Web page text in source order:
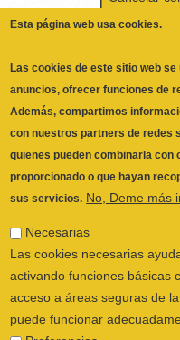
ILUSTRE
CALLE SAN
POSTAL
POLÍTICA
POLÍTICA DE
Las cookies de este sitio web se
Además, compartimos
con nuestros partners de redes
quienes pueden combinarla
proporcionado o que hayan
sus servicios. No, Deme más
Necesarias
Las cookies necesarias
activando funciones básicas
acceso a áreas seguras de
puede funcionar
Preferencias
Las cookies de preferencias